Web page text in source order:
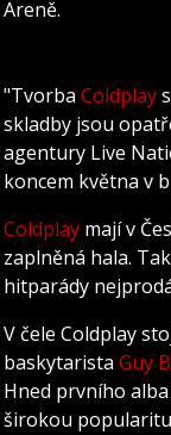
Areně.
"Tvorba Coldplay
skladby jsou
agentury Live
koncem května v
Coldplay mají v
zaplněná hala.
hitparády
V čele Coldplay
baskytarista Guy
Hned prvního
širokou